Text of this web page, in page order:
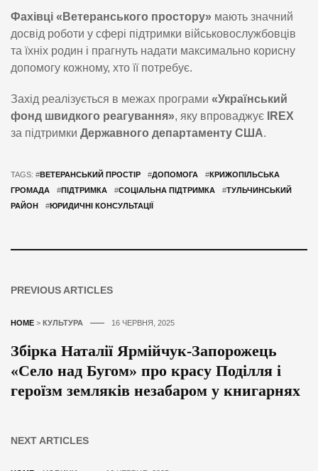
Фахівці «Ветеранського простору» мають значний
досвід роботи у сфері підтримки військовослужбовців
та їхніх родин і прагнуть надати максимально корисну
допомогу кожному, хто її потребує.
Захід реалізується в межах програми «Український
фонд швидкого реагування», яку впроваджує
IREX
за підтримки Державного департаменту США.
TAGS: #ВЕТЕРАНСЬКИЙ ПРОСТІР #ДОПОМОГА #КРИЖОПІЛЬСЬКА
ГРОМАДА
#ПІДТРИМКА #СОЦІАЛЬНА ПІДТРИМКА #ТУЛЬЧИНСЬКИЙ
РАЙОН
#ЮРИДИЧНІ КОНСУЛЬТАЦІЇ
PREVIOUS ARTICLES
HOME > КУЛЬТУРА 16 ЧЕРВНЯ, 2025
Збірка Наталії Ярмійчук-Запорожець
«Село над Бугом» про красу Поділля і
героїзм земляків незабаром у книгарнях
NEXT ARTICLES